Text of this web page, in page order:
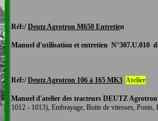
Réf:/Deutz Agrotron M650 Entretien
Manuel d'utilisation et entretien N°307.U.010
Réf:/Deutz Agrotron 106 à 165 MK3 Atelier
Manuel d'atelier des tracteurs DEUTZ Agrotron
1012 - 1013), Embrayage, Boite de vitesses,